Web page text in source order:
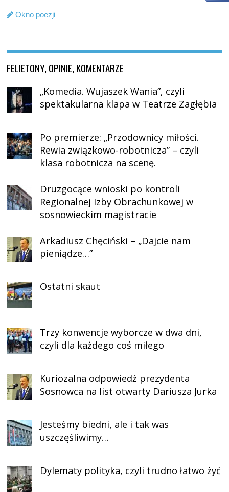
Okno poezji
FELIETONY, OPINIE, KOMENTARZE
„Komedia. Wujaszek Wania”, czyli
spektakularna klapa w Teatrze Zagłębia
Po premierze: „Przodownicy miłości.
Rewia związkowo-robotnicza” – czyli
klasa robotnicza na scenę.
Druzgocące wnioski po kontroli
Regionalnej Izby Obrachunkowej w
sosnowieckim magistracie
Arkadiusz Chęciński – „Dajcie nam
pieniądze…”
Ostatni skaut
Trzy konwencje wyborcze w dwa dni,
czyli dla każdego coś miłego
Kuriozalna odpowiedź prezydenta
Sosnowca na list otwarty Dariusza Jurka
Jesteśmy biedni, ale i tak was
uszczęśliwimy…
Dylematy polityka, czyli trudno łatwo żyć